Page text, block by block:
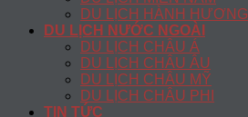
DU LỊCH HÀNH HƯƠNG
DU LỊCH NƯỚC NGOÀI
DU LỊCH CHÂU Á
DU LỊCH CHÂU ÂU
DU LỊCH CHÂU MỸ
DU LỊCH CHÂU PHI
TIN TỨC